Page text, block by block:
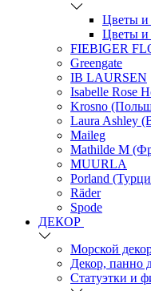
Цветы
Цветы
FIEBIGER
Greengate
IB LAURSEN
Isabelle Rose
Krosno
Laura Ashley
Maileg
Mathilde M
MUURLA
Porland
Räder
Spode
ДЕКОР
Морской
Декор, панно
Статуэтки и